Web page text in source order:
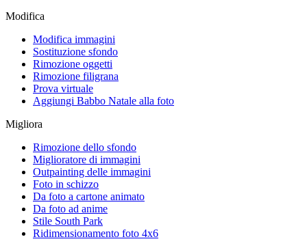
Modifica
Modifica immagini
Sostituzione sfondo
Rimozione oggetti
Rimozione filigrana
Prova virtuale
Aggiungi Babbo Natale alla foto
Migliora
Rimozione dello sfondo
Miglioratore di immagini
Outpainting delle immagini
Foto in schizzo
Da foto a cartone animato
Da foto ad anime
Stile South Park
Ridimensionamento foto 4x6